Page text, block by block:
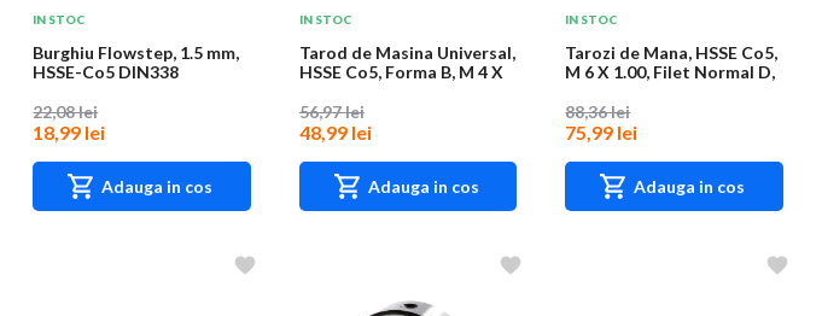
IN STOC
Burghiu Flowstep, 1.5 mm,
HSSE-Co5 DIN338
22,08 lei
18,99 lei
Adauga in cos
IN STOC
Tarod de Masina Universal,
HSSE Co5, Forma B, M 4 X
56,97 lei
48,99 lei
Adauga in cos
IN STOC
Tarozi de Mana, HSSE Co5,
M 6 X 1.00, Filet Normal D,
88,36 lei
75,99 lei
Adauga in cos